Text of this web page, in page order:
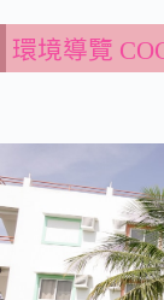
環境導覽